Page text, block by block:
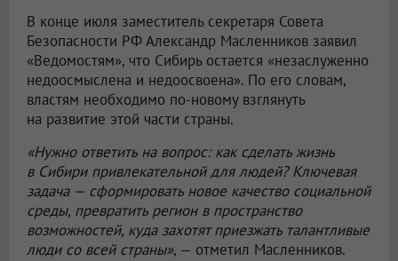
В конце июля заместитель секретаря Совета
Безопасности РФ Александр Масленников заявил
«Ведомостям», что Сибирь остается «незаслуженно
недоосмыслена и недоосвоена». По его словам,
властям необходимо по-новому взглянуть
на развитие этой части страны.
«Нужно ответить на вопрос: как сделать жизнь
в Сибири привлекательной для людей? Ключевая
задача — сформировать новое качество социальной
среды, превратить регион в пространство
возможностей, куда захотят приезжать талантливые
люди со всей страны», — отметил Масленников.